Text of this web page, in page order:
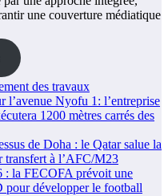
une couverture médiatique
des travaux
l’avenue Nyofu 1: l’entreprise
1200 mètres carrés des
de Doha : le Qatar salue la
transfert à l’AFC/M23
la FECOFA prévoit une
développer le football